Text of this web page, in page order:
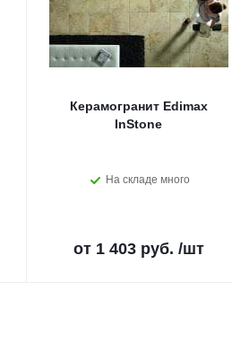
Керамогранит Edimax
InStone
На складе много
от 1 403 руб. /шт